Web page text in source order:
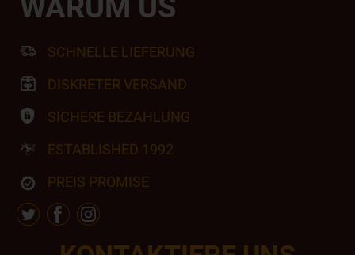
SCHNELLE LIEFERUNG
DISKRETER VERSAND
SICHERE BEZAHLUNG
ESTABLISHED 1992
PREIS PROMISE